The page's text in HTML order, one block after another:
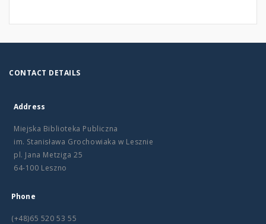
CONTACT DETAILS
Address
Miejska Biblioteka Publiczna
im. Stanisława Grochowiaka w Lesznie
pl. Jana Metziga 25
64-100 Leszno
Phone
(+48)65 520 53 55